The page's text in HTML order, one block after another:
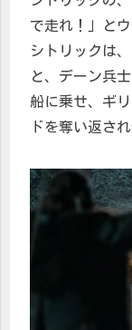
で走れ！」とウ
シトリックは
と、デーン兵
船に乗せ、ギ
ドを奪い返さ